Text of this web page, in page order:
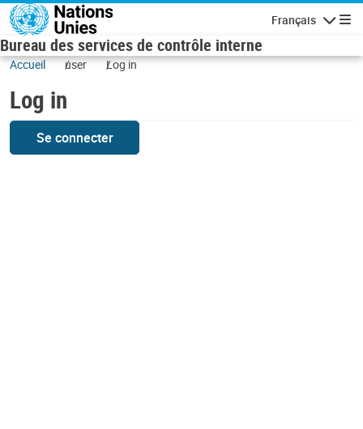
Skip to main content
Français
Bureau des services de contrôle interne
Accueil user Log in
Log in
Se connecter